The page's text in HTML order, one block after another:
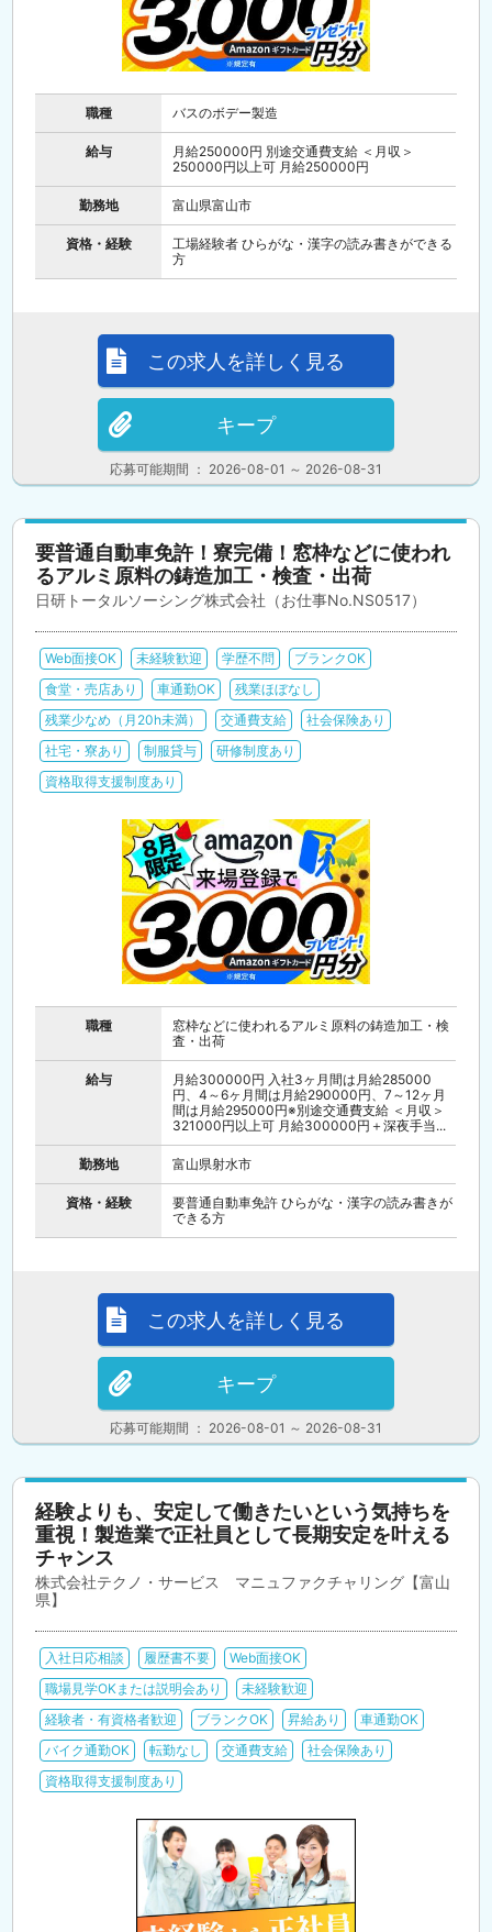
職種 バスのボデー製造
給与
月給250000円 別途交通費支給 ＜月収＞
250000円以上可 月給250000円
勤務地 富山県富山市
資格・経験
工場経験者 ひらがな・漢字の読み書きができる
方
応募可能期間 ： 2026-08-01 ～ 2026-08-31
この求人を詳しく見る
キープ
要普通自動車免許！寮完備！窓枠などに使われ
るアルミ原料の鋳造加工・検査・出荷
日研トータルソーシング株式会社（お仕事No.NS0517）
Web面接OK 未経験歓迎 学歴不問
ブランクOK
食堂・売店あり
車通勤OK
残業ほぼなし
残業少なめ（月20h未満）
交通費支給
社会保険あり
社宅・寮あり
制服貸与
研修制度あり
資格取得支援制度あり
職種
窓枠などに使われるアルミ原料の鋳造加工・検
査・出荷
給与
月給300000円 入社3ヶ月間は月給285000
円、4～6ヶ月間は月給290000円、7～12ヶ月
間は月給295000円※別途交通費支給 ＜月収＞
321000円以上可 月給300000円＋深夜手当...
勤務地 富山県射水市
資格・経験
要普通自動車免許 ひらがな・漢字の読み書きが
できる方
応募可能期間 ： 2026-08-01 ～ 2026-08-31
この求人を詳しく見る
キープ
経験よりも、安定して働きたいという気持ちを
重視！製造業で正社員として長期安定を叶える
チャンス
株式会社テクノ・サービス マニュファクチャリング【富山
県】
入社日応相談 履歴書不要
Web面接OK
職場見学OKまたは説明会あり
未経験歓迎
経験者・有資格者歓迎
ブランクOK 昇給あり
車通勤OK
バイク通勤OK
転勤なし 交通費支給
社会保険あり
資格取得支援制度あり